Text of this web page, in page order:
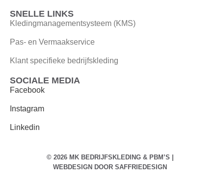
SNELLE LINKS
Kledingmanagementsysteem (KMS)
Pas- en Vermaakservice
Klant specifieke bedrijfskleding
SOCIALE MEDIA
Facebook
Instagram
Linkedin
© 2026 MK BEDRIJFSKLEDING & PBM’S |
WEBDESIGN DOOR SAFFRIEDESIGN